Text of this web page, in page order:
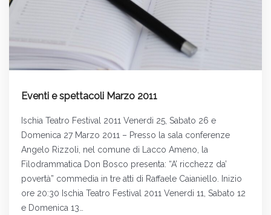
Eventi e spettacoli Marzo 2011
Ischia Teatro Festival 2011 Venerdi 25, Sabato 26 e
Domenica 27 Marzo 2011 – Presso la sala conferenze
Angelo Rizzoli, nel comune di Lacco Ameno, la
Filodrammatica Don Bosco presenta: “A’ ricchezz da’
povertà” commedia in tre atti di Raffaele Caianiello. Inizio
ore 20:30 Ischia Teatro Festival 2011 Venerdi 11, Sabato 12
e Domenica 13…